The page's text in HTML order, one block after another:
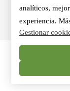
© 2026 -
Otorrino,
analíticos,
experiencia.
Gestionar